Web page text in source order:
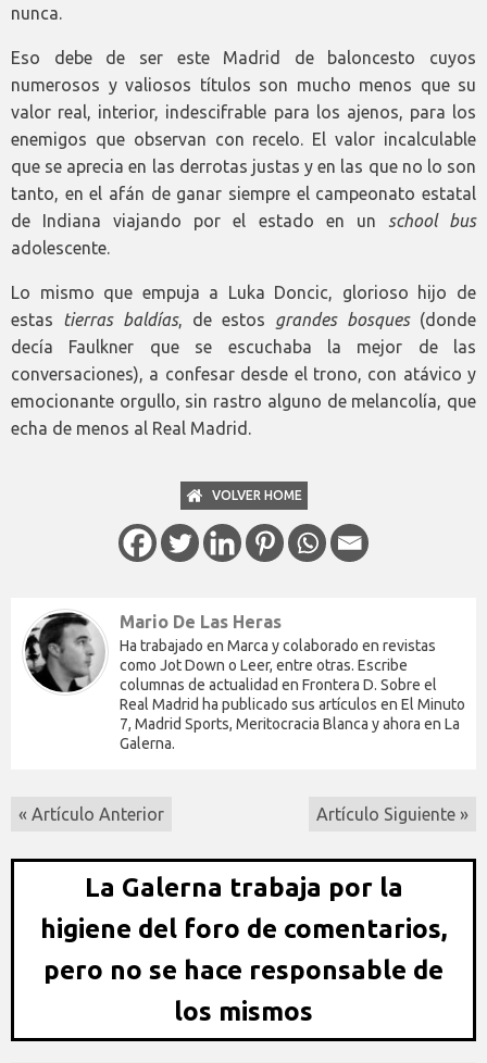
nunca.
Eso debe de ser este Madrid de baloncesto cuyos
numerosos y valiosos títulos son mucho menos que su
valor real, interior, indescifrable para los ajenos, para los
enemigos que observan con recelo. El valor incalculable
que se aprecia en las derrotas justas y en las que no lo son
tanto, en el afán de ganar siempre el campeonato estatal
de Indiana viajando por el estado en un school bus
adolescente.
Lo mismo que empuja a Luka Doncic, glorioso hijo de
estas tierras baldías, de estos grandes bosques(donde
decía Faulkner que se escuchaba la mejor de las
conversaciones), a confesar desde el trono, con atávico y
emocionante orgullo, sin rastro alguno de melancolía, que
echa de menos al Real Madrid.
VOLVER HOME
Mario De Las Heras
Ha trabajado en Marca y colaborado en revistas
como Jot Down o Leer, entre otras. Escribe
columnas de actualidad en Frontera D. Sobre el
Real Madrid ha publicado sus artículos en El Minuto
7, Madrid Sports, Meritocracia Blanca y ahora en La
Galerna.
« Artículo Anterior Artículo Siguiente »
La Galerna trabaja por la
higiene del foro de comentarios,
pero no se hace responsable de
los mismos